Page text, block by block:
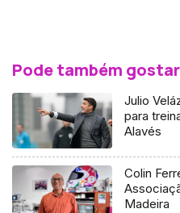
Pode também gostar
Julio
para
Alavés
Colin
Madeira